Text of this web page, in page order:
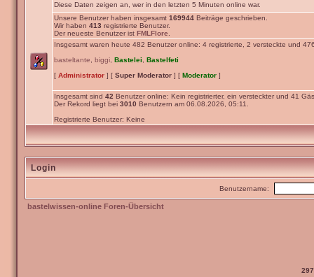
Diese Daten zeigen an, wer in den letzten 5 Minuten online war.
Unsere Benutzer haben insgesamt 169944 Beiträge geschrieben.
Wir haben 413 registrierte Benutzer.
Der neueste Benutzer ist FMLFlore
Insgesamt waren heute 482 Benutzer online: 4 registrierte, 2 versteckte und
basteltante
biggi Bastelei
Bastelfeti
[ Administrator ] [ Super Moderator ] [ Moderator ]
Insgesamt sind 42 Benutzer online: Kein registrierter, ein versteckter und 41
Der Rekord liegt bei 3010 Benutzern am 06.08.2026, 05:11.
Registrierte Benutzer: Keine
Login
Benutzername:
bastelwissen-online Foren-Übersicht